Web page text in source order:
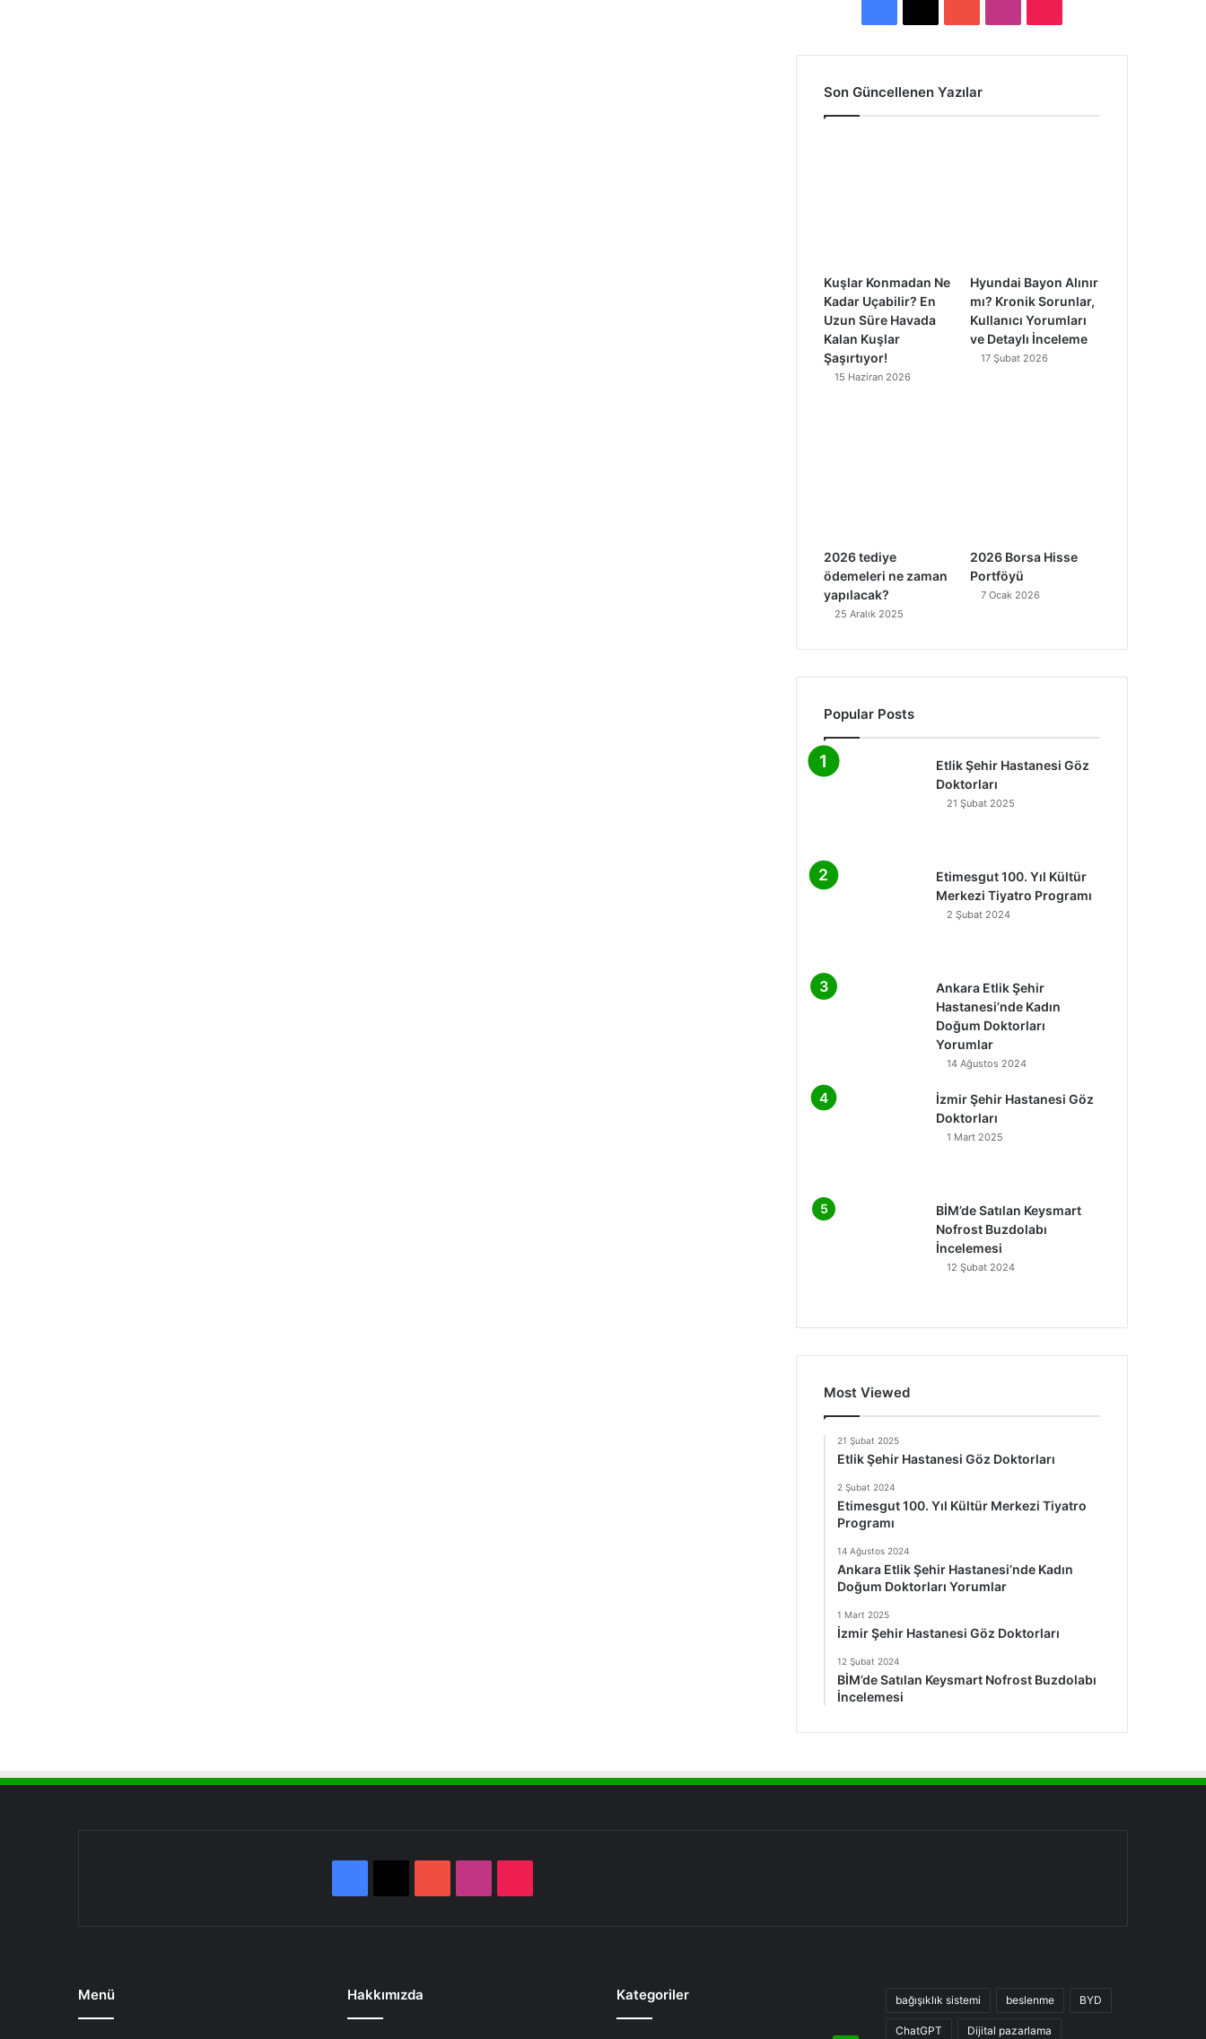
e
T
t
T
Son Güncellenen Yazılar
Kuşlar Konmadan Ne
Kadar Uçabilir? En
Uzun Süre Havada
Kalan Kuşlar
Şaşırtıyor!
15 Haziran 2026
Hyundai Bayon Alınır
mı? Kronik Sorunlar,
Kullanıcı Yorumları
ve Detaylı İnceleme
17 Şubat 2026
2026 tediye
ödemeleri ne zaman
yapılacak?
25 Aralık 2025
2026 Borsa Hisse
Portföyü
7 Ocak 2026
Popular Posts
Etlik Şehir Hastanesi Göz
Doktorları
21 Şubat 2025
Etimesgut 100. Yıl Kültür
Merkezi Tiyatro Programı
2 Şubat 2024
Ankara Etlik Şehir
Hastanesi’nde Kadın
Doğum Doktorları
Yorumlar
14 Ağustos 2024
İzmir Şehir Hastanesi Göz
Doktorları
1 Mart 2025
BİM’de Satılan Keysmart
Nofrost Buzdolabı
İncelemesi
12 Şubat 2024
Most Viewed
21 Şubat 2025
Etlik Şehir Hastanesi Göz Doktorları
2 Şubat 2024
Etimesgut 100. Yıl Kültür Merkezi Tiyatro
Programı
14 Ağustos 2024
Ankara Etlik Şehir Hastanesi’nde Kadın
Doğum Doktorları Yorumlar
1 Mart 2025
İzmir Şehir Hastanesi Göz Doktorları
12 Şubat 2024
BİM’de Satılan Keysmart Nofrost Buzdolabı
İncelemesi
Menü Hakkımızda Kategoriler bağışıklık sistemi beslenme BYD
ChatGPT Dijital pazarlama